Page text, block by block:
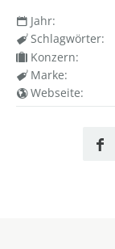
Jahr:
Schlagwörter:
Konzern:
Marke:
Webseite: